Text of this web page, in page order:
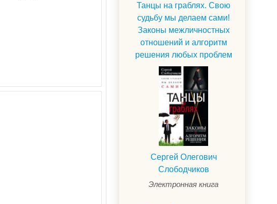
Танцы на граблях. Свою
судьбу мы делаем сами!
Законы межличностных
отношений и алгоритм
решения любых проблем
Сергей Олегович
Слободчиков
Электронная книга